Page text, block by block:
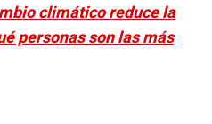
climático reduce la
personas son las más